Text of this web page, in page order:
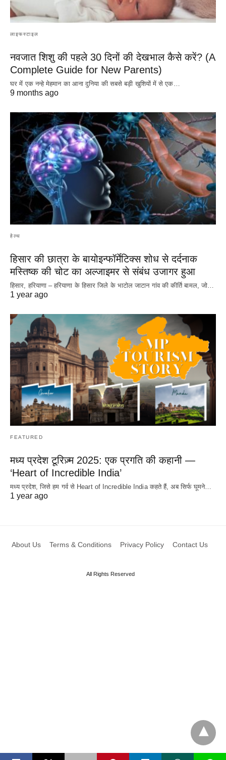
लाइफस्टाइल
नवजात शिशु की पहले 30 दिनों की देखभाल कैसे करें? (A
Complete Guide for New Parents)
घर में एक नन्हे मेहमान का आना दुनिया की सबसे बड़ी खुशियों में से एक…
9 months ago
हेल्थ
हिसार की छात्रा के बायोइन्फॉर्मेटिक्स शोध से दर्दनाक
मस्तिष्क की चोट का अल्जाइमर से संबंध उजागर हुआ
हिसार, हरियाणा – हरियाणा के हिसार जिले के भाटोल जाटान गांव की कीर्ति बामल, जो…
1 year ago
FEATURED
मध्य प्रदेश टूरिज़्म 2025: एक प्रगति की कहानी —
‘Heart of Incredible India’
मध्य प्रदेश, जिसे हम गर्व से Heart of Incredible India कहते हैं, अब सिर्फ घूमने…
1 year ago
About Us Terms & Conditions Privacy Policy Contact Us
All Rights Reserved